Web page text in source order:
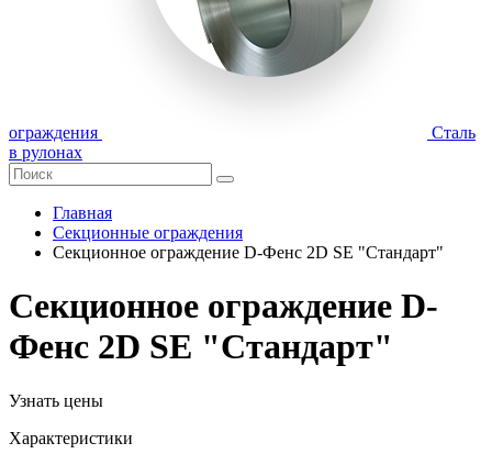
ограждения
Сталь
в рулонах
Главная
Секционные ограждения
Секционное ограждение D-Фенс 2D SE "Стандарт"
Секционное ограждение D-
Фенс 2D SE "Стандарт"
Узнать цены
Характеристики